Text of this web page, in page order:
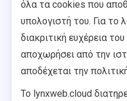
όλα τα cookies που
υπολογιστή του. Για το
διακριτική ευχέρεια
αποχωρήσει από την
αποδέχεται την
Το lynxweb.cloud